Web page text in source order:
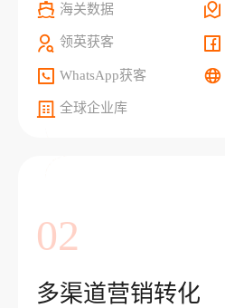
海关数据
领英获客
WhatsApp获客
全球企业库
02
多渠道营销转化